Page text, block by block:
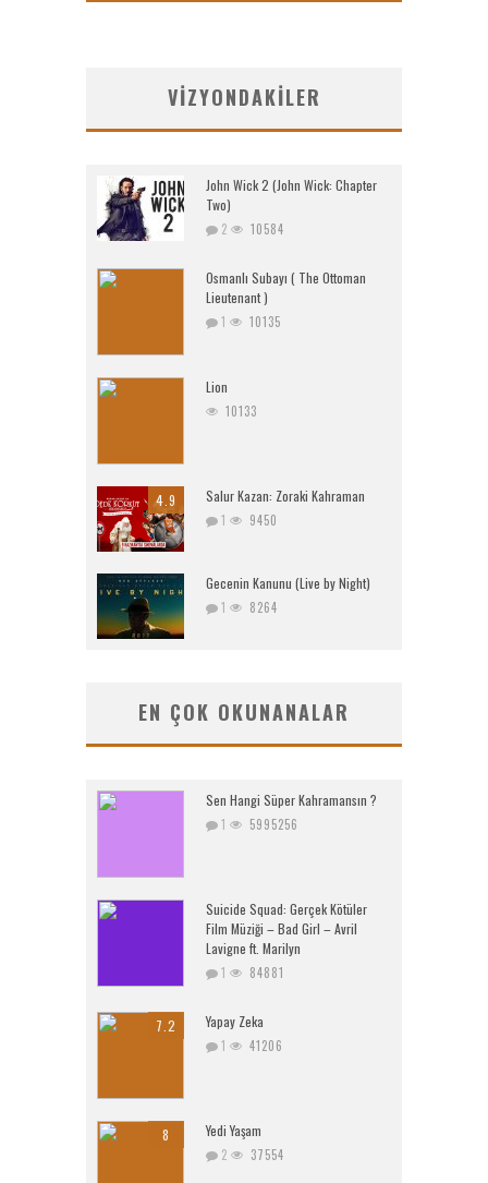
VIZYONDAKILER
John Wick 2 (John Wick: Chapter
Two)
2 10584
Osmanlı Subayı ( The Ottoman
Lieutenant )
1 10135
Lion
10133
4.9 Salur Kazan: Zoraki Kahraman
1 9450
Gecenin Kanunu (Live by Night)
1 8264
EN ÇOK OKUNANALAR
Sen Hangi Süper Kahramansın ?
1 5995256
Suicide Squad: Gerçek Kötüler
Film Müziği – Bad Girl – Avril
Lavigne ft. Marilyn
1 84881
7.2 Yapay Zeka
1 41206
8 Yedi Yaşam
2 37554